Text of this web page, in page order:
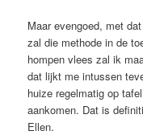
Maar evengoed, met
zal die methode in de
hompen vlees zal ik
dat lijkt me intussen
huize regelmatig op
aankomen. Dat is
Ellen.